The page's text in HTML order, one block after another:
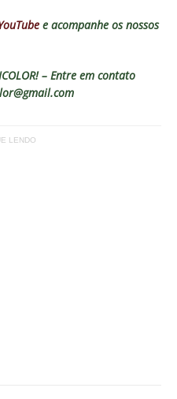
e acompanhe os nossos
– Entre em contato
LENDO